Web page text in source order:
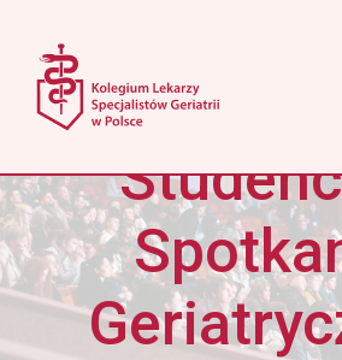
Main Navigation
IV